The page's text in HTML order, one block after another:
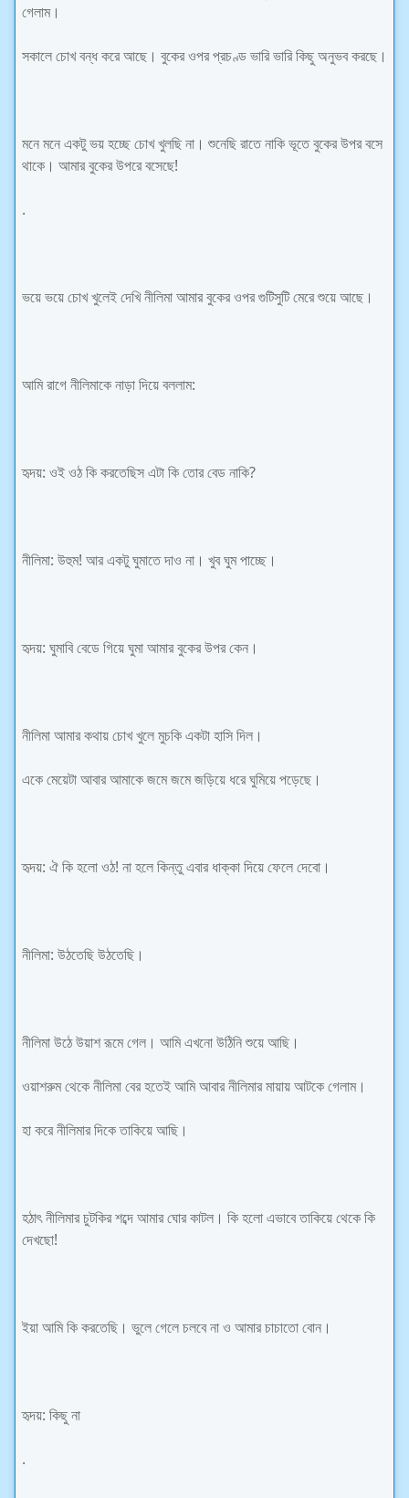
গেলাম।
সকালে চোখ বন্ধ করে আছে। বুকের ওপর প্রচণ্ড ভারি ভারি কিছু অনুভব করছে।
মনে মনে একটু ভয় হচ্ছে চোখ খুলছি না। শুনেছি রাতে নাকি ভূতে বুকের উপর বসে
থাকে। আমার বুকের উপরে বসেছে!
.
ভয়ে ভয়ে চোখ খুলেই দেখি নীলিমা আমার বুকের ওপর গুটিসুটি মেরে শুয়ে আছে।
আমি রাগে নীলিমাকে নাড়া দিয়ে বললাম:
হৃদয়: ওই ওঠ কি করতেছিস এটা কি তোর বেড নাকি?
নীলিমা: উহুম! আর একটু ঘুমাতে দাও না। খুব ঘুম পাচ্ছে।
হৃদয়: ঘুমাবি বেডে গিয়ে ঘুমা আমার বুকের উপর কেন।
নীলিমা আমার কথায় চোখ খুলে মুচকি একটা হাসি দিল।
একে মেয়েটা আবার আমাকে জমে জমে জড়িয়ে ধরে ঘুমিয়ে পড়েছে।
হৃদয়: ঐ কি হলো ওঠ! না হলে কিন্তু এবার ধাক্কা দিয়ে ফেলে দেবো।
নীলিমা: উঠতেছি উঠতেছি।
নীলিমা উঠে উয়াশ রূমে গেল। আমি এখনো উঠিনি শুয়ে আছি।
ওয়াশরুম থেকে নীলিমা বের হতেই আমি আবার নীলিমার মায়ায় আটকে গেলাম।
হা করে নীলিমার দিকে তাকিয়ে আছি।
হঠাৎ নীলিমার চুটকির শব্দে আমার ঘোর কাটল। কি হলো এভাবে তাকিয়ে থেকে কি
দেখছো!
ইয়া আমি কি করতেছি। ভুলে গেলে চলবে না ও আমার চাচাতো বোন।
হৃদয়: কিছু না
.